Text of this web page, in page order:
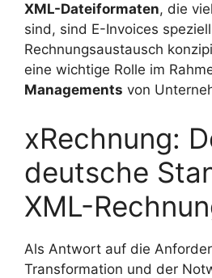
XML-Dateiformaten, die
sind, sind E-Invoices
Rechnungsaustausch
eine wichtige Rolle im
Managements von
xRechnung:
deutsche
XML-
Als Antwort auf die
Transformation und der